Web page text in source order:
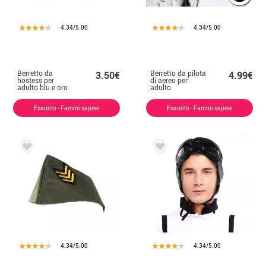
4.34/5.00
Berretto da
hostess per
adulto blu e oro
3.50€
Esaurito - Fammi sapere
4.34/5.00
Berretto da pilota
di aereo per
adulto
4.99€
Esaurito - Fammi sapere
4.34/5.00 4.34/5.00